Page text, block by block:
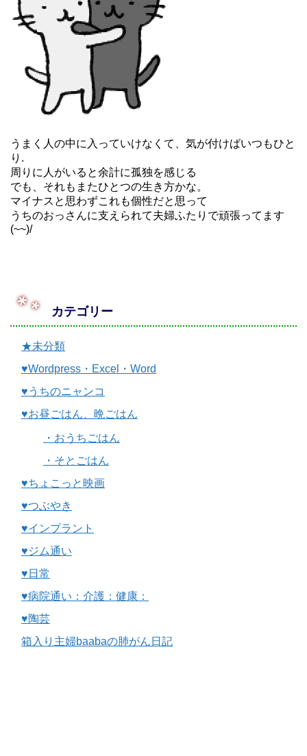
うまく人の中に入っていけなくて、気が付けばいつもひと
り.
周りに人がいると余計に孤独を感じる
でも、それもまたひとつの生き方かな。
マイナスと思わずこれも個性だと思って
うちのおっさんに支えられて夫婦ふたりで頑張ってます
(~~)/
カテゴリー
★未分類
♥Wordpress・Excel・Word
♥うちのニャンコ
♥お昼ごはん、晩ごはん
・おうちごはん
・そとごはん
♥ちょこっと映画
♥つぶやき
♥インプラント
♥ジム通い
♥日常
♥病院通い：介護：健康：
♥陶芸
箱入り主婦baabaの肺がん日記